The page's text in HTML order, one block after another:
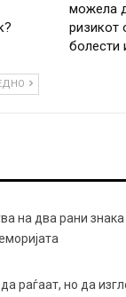
можела
ризикот
болести
на два рани
раѓаат, но да